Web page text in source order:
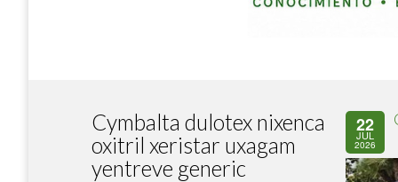
Cymbalta dulotex nixenca
oxitril xeristar uxagam
yentreve generic
22
JUL
2026